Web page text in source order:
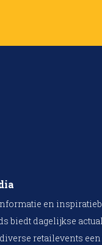
en
biedt dagelijkse
retailevents